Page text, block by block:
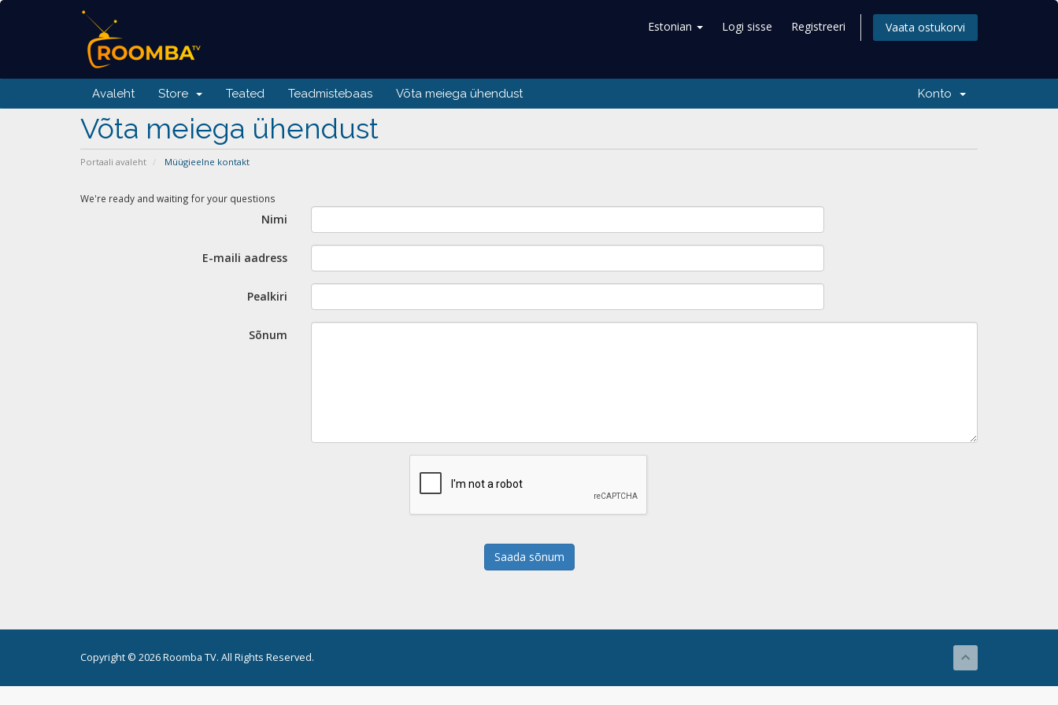
Estonian Logi sisse Registreeri Vaata ostukorvi
Avaleht Store Teated Teadmistebaas Võta meiega ühendust Konto
Võta meiega ühendust
Portaali avaleht Müügieelne kontakt
We're ready and waiting for your questions
Nimi
E-maili aadress
Pealkiri
Sõnum
Saada sõnum
Copyright © 2026 Roomba TV. All Rights Reserved.